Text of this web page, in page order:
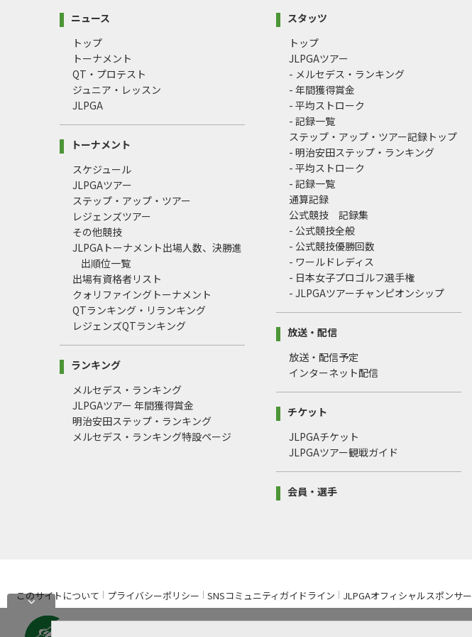
ニュース
トップ
トーナメント
QT・プロテスト
ジュニア・レッスン
JLPGA
トーナメント
スケジュール
JLPGAツアー
ステップ・アップ・ツアー
レジェンズツアー
その他競技
JLPGAトーナメント出場人数、決勝進
出順位一覧
出場有資格者リスト
クォリファイングトーナメント
QTランキング・リランキング
レジェンズQTランキング
ランキング
メルセデス・ランキング
JLPGAツアー 年間獲得賞金
明治安田ステップ・ランキング
メルセデス・ランキング特設ページ
スタッツ
トップ
JLPGAツアー
- メルセデス・ランキング
- 年間獲得賞金
- 平均ストローク
- 記録一覧
ステップ・アップ・ツアー記録トップ
- 明治安田ステップ・ランキング
- 平均ストローク
- 記録一覧
通算記録
公式競技 記録集
- 公式競技全般
- 公式競技優勝回数
- ワールドレディス
- 日本女子プロゴルフ選手権
- JLPGAツアーチャンピオンシップ
放送・配信
放送・配信予定
インターネット配信
チケット
JLPGAチケット
JLPGAツアー観戦ガイド
会員・選手
このサイトについて プライバシーポリシー SNSコミュニティガイドライン JLPGAオフィシャルスポンサー